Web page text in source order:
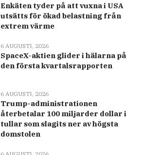
Enkäten tyder på att vuxna i USA
utsätts för ökad belastning från
extrem värme
6 AUGUSTI, 2026
SpaceX-aktien glider i hälarna på
den första kvartalsrapporten
6 AUGUSTI, 2026
Trump-administrationen
återbetalar 100 miljarder dollar i
tullar som slagits ner av högsta
domstolen